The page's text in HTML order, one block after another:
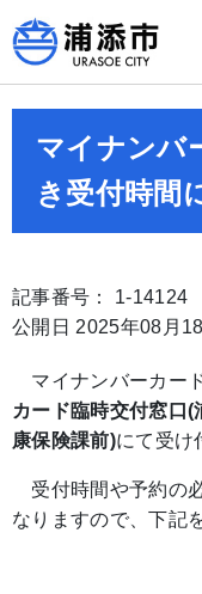
マイナンバ
き受付時間
記事番号： 1-14124
公開日 2025年08月18
マイナンバーカー
カード臨時交付窓
康保険課前)にて受け
受付時間や予約の
なりますので、下記